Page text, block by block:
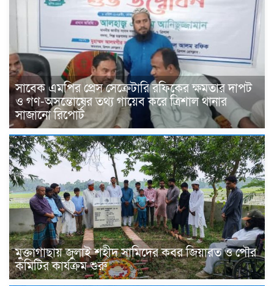
সাবেক এমপির প্রেস সেক্রেটারি রফিকের ক্ষমতার দাপট
ও গণ-অসন্তোষের তথ্য গায়েব করে ত্রিশাল থানার
সাজানো রিপোর্ট
মুক্তাগাছায় জুলাই শহীদ সামিদের কবর জিয়ারত ও পৌর
কমিটির কার্যক্রম শুরু